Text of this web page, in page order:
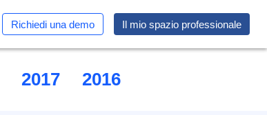
Richiedi una demo Il mio spazio professionale
2017 2016